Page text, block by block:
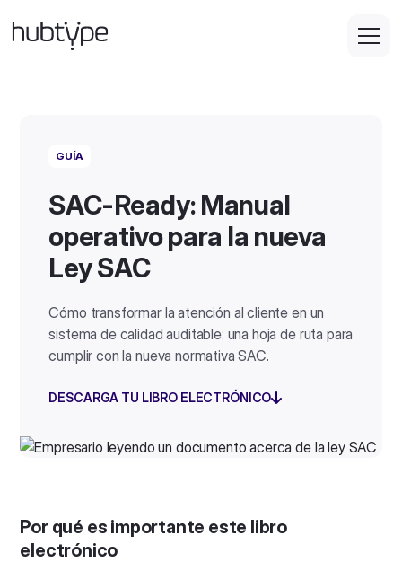
GUÍA
SAC-Ready: Manual
operativo para la nueva
Ley SAC
Cómo transformar la atención al cliente en un
sistema de calidad auditable: una hoja de ruta para
cumplir con la nueva normativa SAC.
DESCARGA TU LIBRO ELECTRÓNICO
Por qué es importante este libro
electrónico